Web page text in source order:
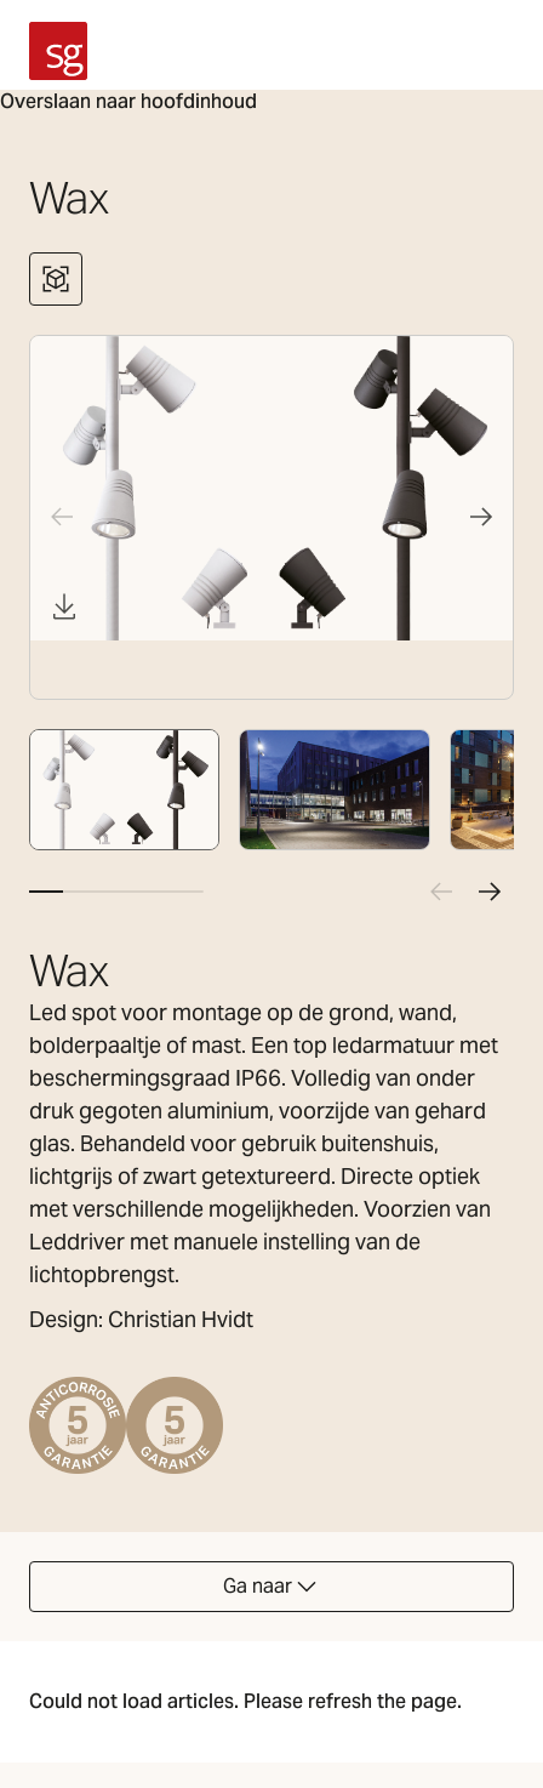
Overslaan naar hoofdinhoud
SG Armaturen
Wax
Wax
Led spot voor montage op de grond, wand,
bolderpaaltje of mast. Een top ledarmatuur met
beschermingsgraad IP66. Volledig van onder
druk gegoten aluminium, voorzijde van gehard
glas. Behandeld voor gebruik buitenshuis,
lichtgrijs of zwart getextureerd. Directe optiek
met verschillende mogelijkheden. Voorzien van
Leddriver met manuele instelling van de
lichtopbrengst.
Design: Christian Hvidt
Ga naar
Could not load articles. Please refresh the page.